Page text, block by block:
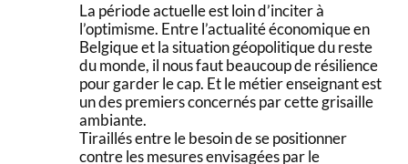
La période actuelle est loin d’inciter à
l’optimisme. Entre l’actualité économique en
Belgique et la situation géopolitique du reste
du monde, il nous faut beaucoup de résilience
pour garder le cap. Et le métier enseignant est
un des premiers concernés par cette grisaille
ambiante.
Tiraillés entre le besoin de se positionner
contre les mesures envisagées par le